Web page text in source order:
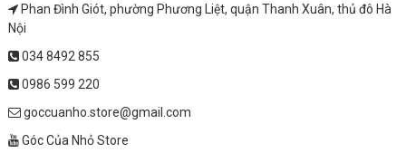
Phan Đình Giót, phường Phương Liệt, quận Thanh Xuân, thủ đô Hà
Nội
034 8492 855
0986 599 220
goccuanho.store@gmail.com
Góc Của Nhỏ Store